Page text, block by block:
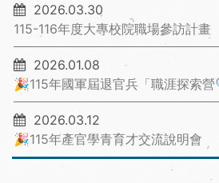
2026.03.30
115-116年度大專校院職場參訪計畫
2026.01.08
🎉115年國軍屆退官兵「職涯探索
2026.03.12
🎉115年產官學青育才交流說明會